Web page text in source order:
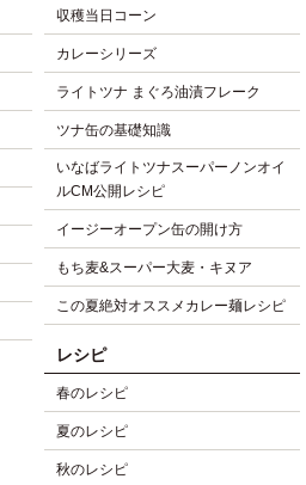
収穫当日コーン
カレーシリーズ
ライトツナ まぐろ油漬フレーク
ツナ缶の基礎知識
いなばライトツナスーパーノンオイ
ルCM公開レシピ
イージーオープン缶の開け方
もち麦&スーパー大麦・キヌア
この夏絶対オススメカレー麺レシピ
レシピ
春のレシピ
夏のレシピ
秋のレシピ